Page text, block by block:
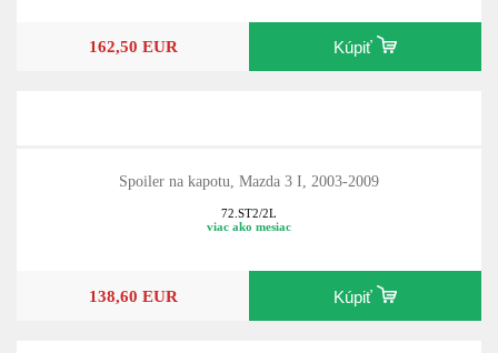
162,50 EUR Kúpiť
Spoiler na kapotu, Mazda 3 I, 2003-2009
72.ST2/2L
viac ako mesiac
138,60 EUR Kúpiť